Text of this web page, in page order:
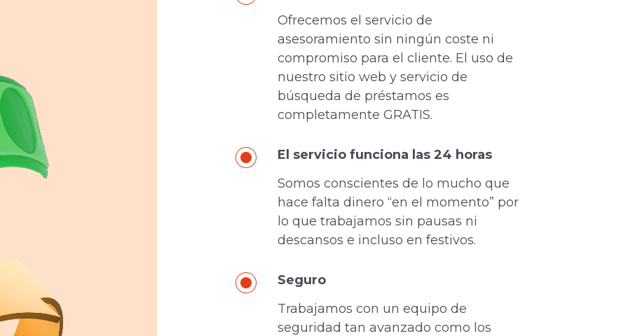
Ofrecemos el servicio de
asesoramiento sin ningún coste ni
compromiso para el cliente. El uso de
nuestro sitio web y servicio de
búsqueda de préstamos es
completamente GRATIS.
El servicio funciona las 24 horas
Somos conscientes de lo mucho que
hace falta dinero “en el momento” por
lo que trabajamos sin pausas ni
descansos e incluso en festivos.
Seguro
Trabajamos con un equipo de
seguridad tan avanzado como los